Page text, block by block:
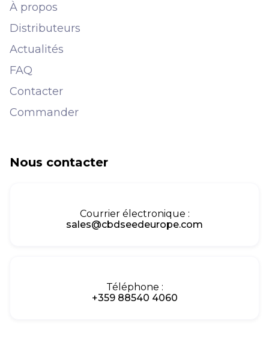
À propos
Distributeurs
Actualités
FAQ
Contacter
Commander
Nous contacter
Courrier électronique :
sales@cbdseedeurope.com
Téléphone :
+359 88540 4060